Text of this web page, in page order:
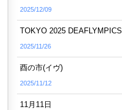
2025/12/09
TOKYO 2025 DEAFLYMPICS
2025/11/26
酉の市(イヴ)
2025/11/12
11月11日